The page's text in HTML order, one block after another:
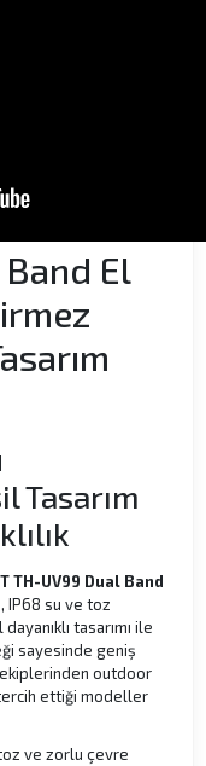
El
Tasarım
TH-UV99 Dual Band
IP68 su ve toz
tasarımı ile
sayesinde geniş
ekiplerinden outdoor
ettiği modeller
ve zorlu çevre